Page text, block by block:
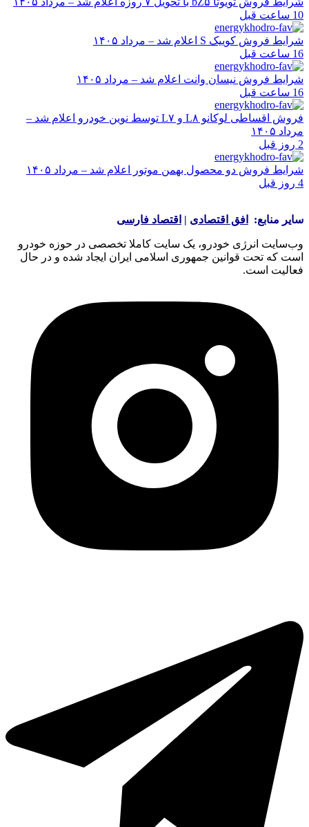
10 ساعت قبل
شرایط فروش کوییک S اعلام شد – مرداد ۱۴۰۵
16 ساعت قبل
شرایط فروش نیسان وانت اعلام شد – مرداد ۱۴۰۵
16 ساعت قبل
فروش اقساطی لوکانو L۸ و L۷ توسط نوین خودرو اعلام شد –
مرداد ۱۴۰۵
2 روز قبل
شرایط فروش دو محصول بهمن موتور اعلام شد – مرداد ۱۴۰۵
4 روز قبل
سایر منابع: افق اقتصادی | اقتصاد فارسی
وب‌سایت انرژی خودرو، یک سایت کاملا تخصصی در حوزه خودرو
است که تحت قوانین جمهوری اسلامی ایران ایجاد شده و در حال
فعالیت است.